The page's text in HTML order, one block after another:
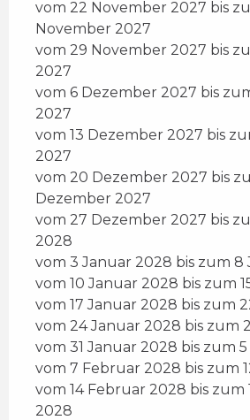
vom 22 November 2027 bis
November 2027
vom 29 November 2027 bis
2027
vom 6 Dezember 2027 bis
2027
vom 13 Dezember 2027 bis
2027
vom 20 Dezember 2027 bis
Dezember 2027
vom 27 Dezember 2027 bis
2028
vom 3 Januar 2028 bis zum 8
vom 10 Januar 2028 bis zum
vom 17 Januar 2028 bis zum
vom 24 Januar 2028 bis zum
vom 31 Januar 2028 bis zum
vom 7 Februar 2028 bis zum
vom 14 Februar 2028 bis zum
2028